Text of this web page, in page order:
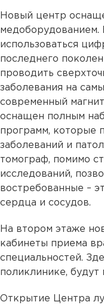
Новый центр
медоборудованием.
использоваться
последнего
проводить
заболевания на
современный
оснащен полным
программ, которые
заболеваний и
томограф, помимо
исследований,
востребованные –
сердца и сосудов.
На втором этаже
кабинеты приема
специальностей.
поликлинике, будут
Открытие Центра